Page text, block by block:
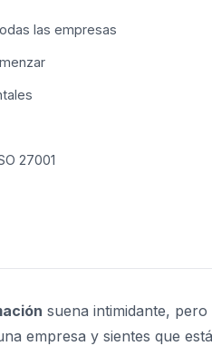
suena intimidante, pero
empresa y sientes que
las empresas
27001